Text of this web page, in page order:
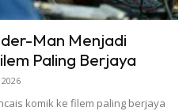
kami mengutamakan
tempat kerja yang inklusif
satu kenyataan.
Man Menjadi
Paling Berjaya
komik ke filem paling berjaya